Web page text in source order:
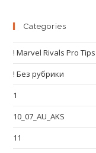
Categories
! Marvel Rivals Pro Tips
! Без рубрики
1
10_07_AU_AKS
11